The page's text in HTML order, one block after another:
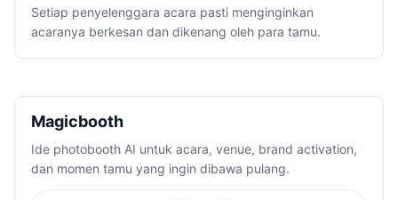
Setiap penyelenggara acara pasti menginginkan
acaranya berkesan dan dikenang oleh para tamu.
Magicbooth
Ide photobooth AI untuk acara, venue, brand activation,
dan momen tamu yang ingin dibawa pulang.